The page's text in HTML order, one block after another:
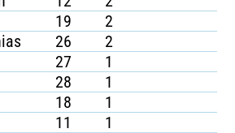
19
2
26
2
27
1
28
1
18
1
11 1